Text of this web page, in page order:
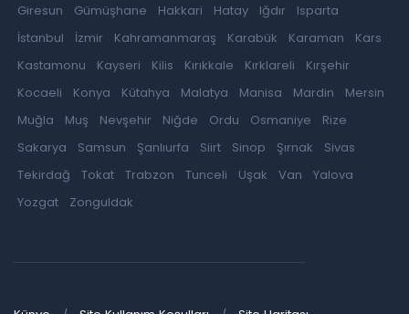
Giresun
Gümüşhane Hakkari Hatay Iğdır
Isparta
İstanbul
İzmir Kahramanmaraş Karabük Karaman
Kars
Kastamonu
Kayseri Kilis Kırıkkale Kırklareli
Kırşehir
Kocaeli
Konya Kütahya Malatya Manisa Mardin
Mersin
Muğla
Muş Nevşehir Niğde Ordu Osmaniye
Rize
Sakarya
Samsun Şanlıurfa Siirt Sinop Şırnak
Sivas
Tekirdağ
Tokat Trabzon Tunceli Uşak Van
Yalova
Yozgat
Zonguldak